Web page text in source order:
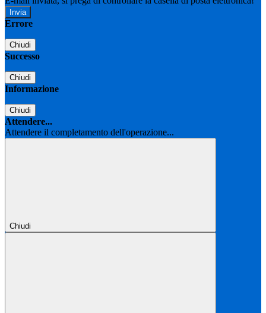
Errore
Chiudi
Successo
Chiudi
Informazione
Chiudi
Attendere...
Attendere il completamento dell'operazione...
Chiudi